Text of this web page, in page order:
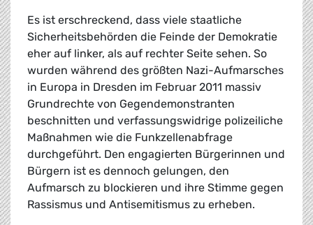
Es ist erschreckend, dass viele staatliche
Sicherheitsbehörden die Feinde der Demokratie
eher auf linker, als auf rechter Seite sehen. So
wurden während des größten Nazi-Aufmarsches
in Europa in Dresden im Februar 2011 massiv
Grundrechte von Gegendemonstranten
beschnitten und verfassungswidrige polizeiliche
Maßnahmen wie die Funkzellenabfrage
durchgeführt. Den engagierten Bürgerinnen und
Bürgern ist es dennoch gelungen, den
Aufmarsch zu blockieren und ihre Stimme gegen
Rassismus und Antisemitismus zu erheben.